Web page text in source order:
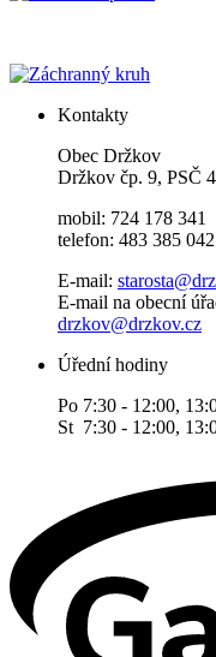
Kontakty
Obec Držkov
Držkov čp. 9, PSČ
mobil: 724 178 341
telefon: 483 385 042
E-mail:
E-mail na obecní
drzkov@drzkov.cz
Úřední hodiny
Po 7:30 - 12:00,
St 7:30 - 12:00,